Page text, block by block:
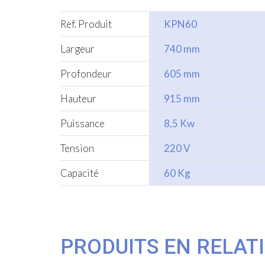
Ref. Produit
KPN60
Largeur
740 mm
Profondeur
605 mm
Hauteur
915 mm
Puissance
8,5 Kw
Tension
220 V
Capacité
60 Kg
PRODUITS EN